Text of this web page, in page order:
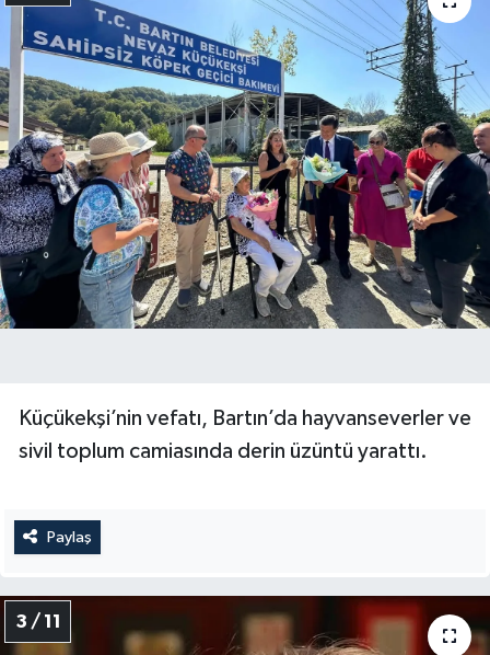
Küçükekşi’nin vefatı, Bartın’da hayvanseverler ve
sivil toplum camiasında derin üzüntü yarattı.
Paylaş
3 / 11